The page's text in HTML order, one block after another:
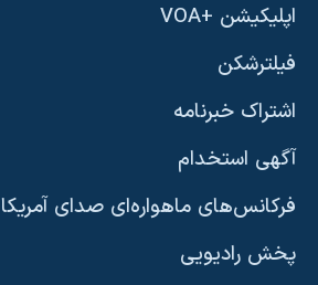
اپلیکیشن +VOA
فیلترشکن
اشتراک خبرنامه
آگهی استخدام
فرکانس‌های ماهواره‌ای صدای آمریکا
پخش رادیویی